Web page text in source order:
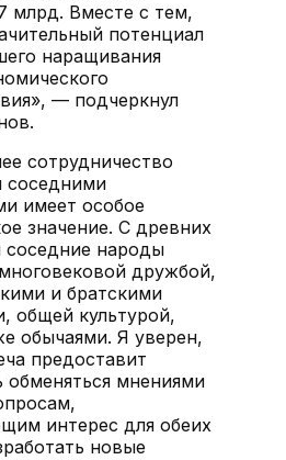
млрд. Вместе с тем,
потенциал
наращивания
— подчеркнул
сотрудничество
соседними
имеет особое
значение. С древних
народы
дружбой,
и братскими
общей культурой,
обычаями. Я уверен,
предоставит
обменяться мнениями
интерес для обеих
новые